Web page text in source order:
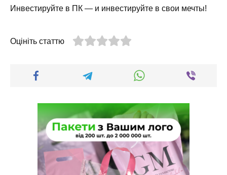
Инвестируйте в ПК — и инвестируйте в свои мечты!
Оцініть статтю